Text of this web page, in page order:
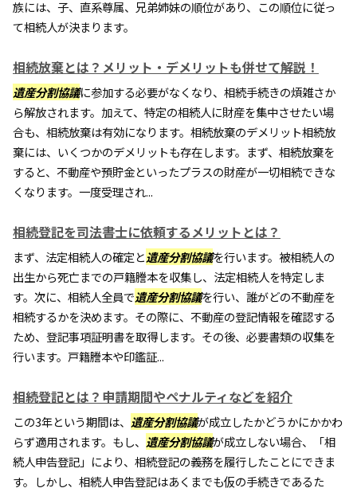
族には、子、直系尊属、兄弟姉妹の順位があり、この順位に従っ
て相続人が決まります。
相続放棄とは？メリット・デメリットも併せて解説！
遺産分割協議に参加する必要がなくなり、相続手続きの煩雑さか
ら解放されます。加えて、特定の相続人に財産を集中させたい場
合も、相続放棄は有効になります。相続放棄のデメリット相続放
棄には、いくつかのデメリットも存在します。まず、相続放棄を
すると、不動産や預貯金といったプラスの財産が一切相続できな
くなります。一度受理され...
相続登記を司法書士に依頼するメリットとは？
まず、法定相続人の確定と遺産分割協議を行います。被相続人の
出生から死亡までの戸籍謄本を収集し、法定相続人を特定しま
す。次に、相続人全員で遺産分割協議を行い、誰がどの不動産を
相続するかを決めます。その際に、不動産の登記情報を確認する
ため、登記事項証明書を取得します。その後、必要書類の収集を
行います。戸籍謄本や印鑑証...
相続登記とは？申請期間やペナルティなどを紹介
この3年という期間は、 遺産分割協議が成立したかどうかにかかわ
らず適用されます。もし、 遺産分割協議が成立しない場合、「相
続人申告登記」により、相続登記の義務を履行したことにできま
す。しかし、相続人申告登記はあくまでも仮の手続きであるた